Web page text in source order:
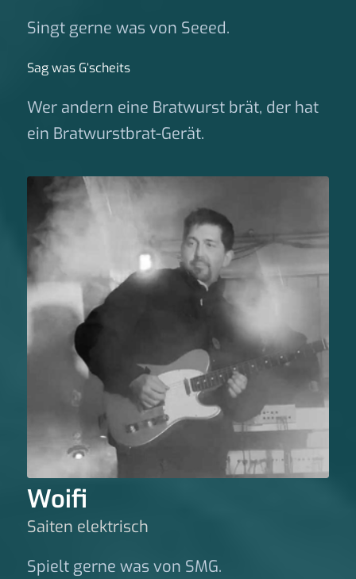
Singt gerne was von Seeed.
Sag was G‘scheits
Wer andern eine Bratwurst brät, der hat
ein Bratwurstbrat-Gerät.
Woifi
Saiten elektrisch
Spielt gerne was von SMG.